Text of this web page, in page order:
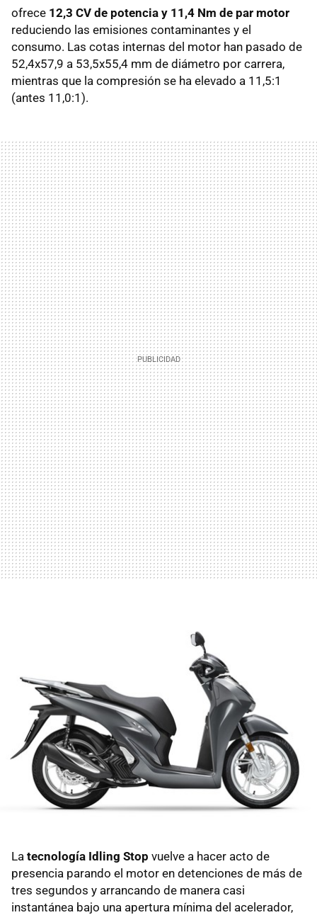
ofrece 12,3 CV de potencia y 11,4 Nm de par motor
reduciendo las emisiones contaminantes y el
consumo. Las cotas internas del motor han pasado de
52,4x57,9 a 53,5x55,4 mm de diámetro por carrera,
mientras que la compresión se ha elevado a 11,5:1
(antes 11,0:1).
La tecnología Idling Stop vuelve a hacer acto de
presencia parando el motor en detenciones de más de
tres segundos y arrancando de manera casi
instantánea bajo una apertura mínima del acelerador,